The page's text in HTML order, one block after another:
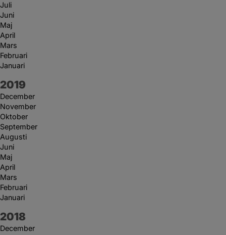
Juli
Juni
Maj
April
Mars
Februari
Januari
År:
2019
December
November
Oktober
September
Augusti
Juni
Maj
April
Mars
Februari
Januari
År:
2018
December